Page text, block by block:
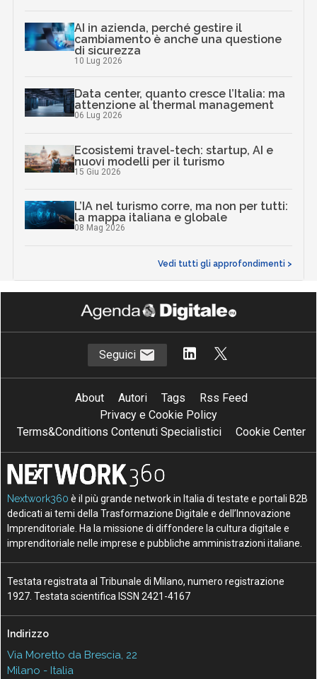
AI in azienda, perché gestire il
cambiamento è anche una questione
di sicurezza
10 Lug 2026
Data center, quanto cresce l’Italia: ma
attenzione al thermal management
06 Lug 2026
Ecosistemi travel-tech: startup, AI e
nuovi modelli per il turismo
15 Giu 2026
L’IA nel turismo corre, ma non per tutti:
la mappa italiana e globale
08 Mag 2026
Vedi tutti gli approfondimenti >
Seguici
About Autori Tags
Rss Feed
Privacy e Cookie Policy
Terms&Conditions Contenuti Specialistici
Cookie Center
Nextwork360 è il più grande network in Italia di testate e portali B2B
dedicati ai temi della Trasformazione Digitale e dell’Innovazione
Imprenditoriale. Ha la missione di diffondere la cultura digitale e
imprenditoriale nelle imprese e pubbliche amministrazioni italiane.
Testata registrata al Tribunale di Milano, numero registrazione
1927. Testata scientifica ISSN 2421-4167
Indirizzo
Via Moretto da Brescia, 22
Milano - Italia